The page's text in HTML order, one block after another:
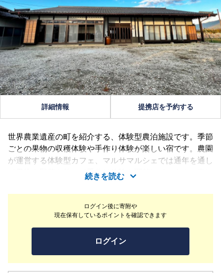
ログイン後に寄附や
現在保有しているポイントを確認できます
ログイン
詳細情報 提携店を予約する
世界農業遺産の町を紹介する、体験型農泊施設です。季節
ごとの果物の収穫体験や手作り体験が楽しい宿です。農園
が運営する体験型カフェ、マルサマルシェでは通年を通し
て果物や野菜を使って手作り体験を開催しています。春は
いちご狩り、夏は桃、秋は葡萄やりんご狩り、冬は野菜を
使って山梨のほうとう作り。フルーツパフェ作りやジャム
作り。世界農業遺産をPRするオリジナルワイン作り。近
隣の森林公園では森林セラピーの企画や、アグリセラピー
体験など様々な体験が楽しめる新しい形の体験型農泊宿で
す。季節限定の体験を通年お楽しみいただける大人も子供
も楽しい農泊宿が魅力です。
続きを読む